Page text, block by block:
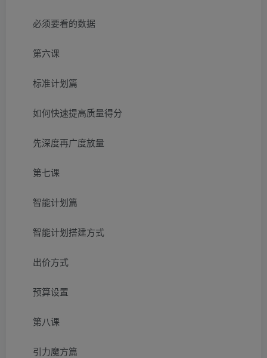
必须要看的数据
第六课
标准计划篇
如何快速提高质量得分
先深度再广度放量
第七课
智能计划篇
智能计划搭建方式
出价方式
预算设置
第八课
引力魔方篇